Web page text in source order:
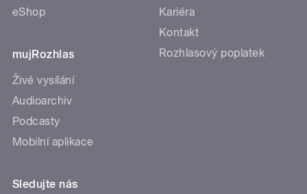
eShop
mujRozhlas
Živé vysílání
Audioarchiv
Podcasty
Mobilní aplikace
Kariéra
Kontakt
Rozhlasový poplatek
Sledujte nás